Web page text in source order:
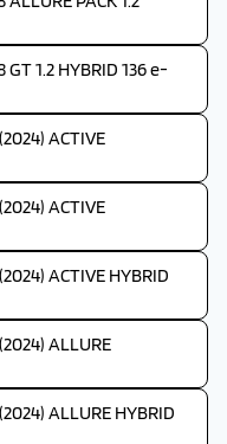
1.2 HYBRID 136 e-
ACTIVE
ACTIVE
ACTIVE HYBRID
ALLURE
ALLURE HYBRID